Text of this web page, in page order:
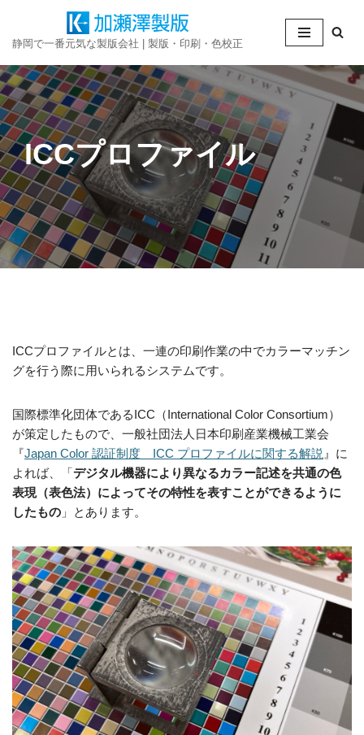
コ
ン
テ
ン
ツ
へ
ス
キ
ッ
プ
静岡で一番元気な製版会社 | 製版・印刷・色校正
ICCプロファイル
ICCプロファイルとは、一連の印刷作業の中でカラーマッチン
グを行う際に用いられるシステムです。
国際標準化団体であるICC（International Color Consortium）
が策定したもので、一般社団法人日本印刷産業機械工業会
『Japan Color 認証制度 ICC プロファイルに関する解説 』に
よれば、「デジタル機器により異なるカラー記述を共通の色
表現（表色法）によってその特性を表すことができるように
したもの 」とあります。